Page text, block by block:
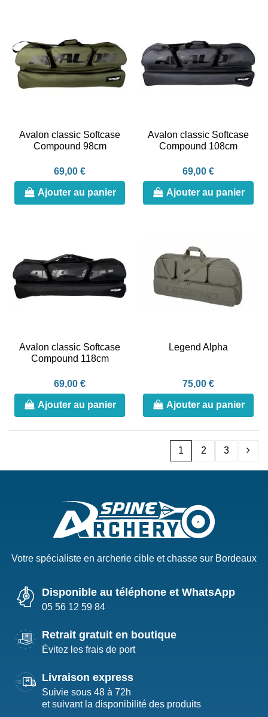
Avalon classic Softcase
Compound 98cm
69,00 €
Ajouter au panier
Avalon classic Softcase
Compound 108cm
69,00 €
Ajouter au panier
Avalon classic Softcase
Compound 118cm
69,00 €
Ajouter au panier
Legend Alpha
75,00 €
Ajouter au panier
1 2 3
Votre spécialiste en archerie cible et chasse sur Bordeaux
Disponible au téléphone et WhatsApp
05 56 12 59 84
Retrait gratuit en boutique
Évitez les frais de port
Livraison express
Suivie sous 48 à 72h
et suivant la disponibilité des produits